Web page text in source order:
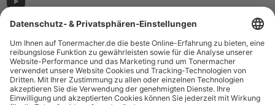
¹ Nur gültig für den Versand innerhalb Deutschlands. Befindet sich ein Warenwert
von mindestens 35€ (inkl. Mwst.) an Ampertec Artikeln in Ihrem Warenkorb, ist der
Versand für Sie kostenfrei.